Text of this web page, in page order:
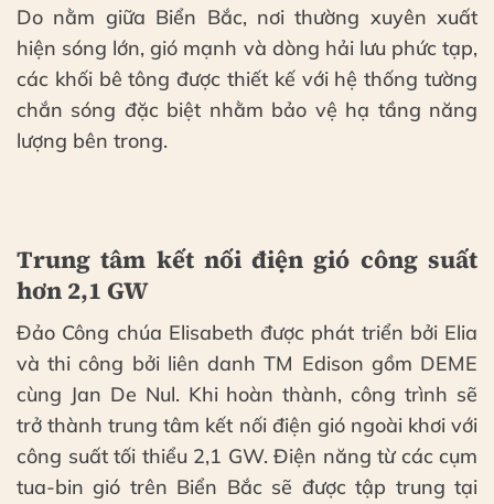
Do nằm giữa Biển Bắc, nơi thường xuyên xuất
hiện sóng lớn, gió mạnh và dòng hải lưu phức tạp,
các khối bê tông được thiết kế với hệ thống tường
chắn sóng đặc biệt nhằm bảo vệ hạ tầng năng
lượng bên trong.
Trung tâm kết nối điện gió công suất
hơn 2,1 GW
Đảo Công chúa Elisabeth được phát triển bởi Elia
và thi công bởi liên danh TM Edison gồm DEME
cùng Jan De Nul. Khi hoàn thành, công trình sẽ
trở thành trung tâm kết nối điện gió ngoài khơi với
công suất tối thiểu 2,1 GW. Điện năng từ các cụm
tua-bin gió trên Biển Bắc sẽ được tập trung tại